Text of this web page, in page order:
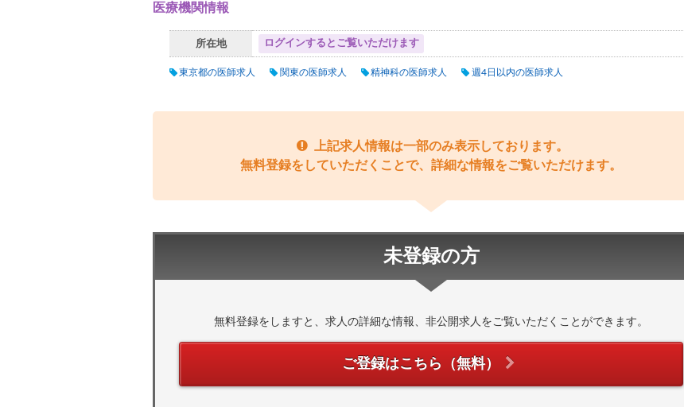
医療機関情報
所在地 ログインするとご覧いただけます
東京都の医師求人 関東の医師求人 精神科の医師求人 週4日以内の医師求人
上記求人情報は一部のみ表示しております。
無料登録をしていただくことで、詳細な情報をご覧いただけます。
未登録の方
無料登録をしますと、求人の詳細な情報、非公開求人をご覧いただくことができます。
ご登録はこちら（無料）